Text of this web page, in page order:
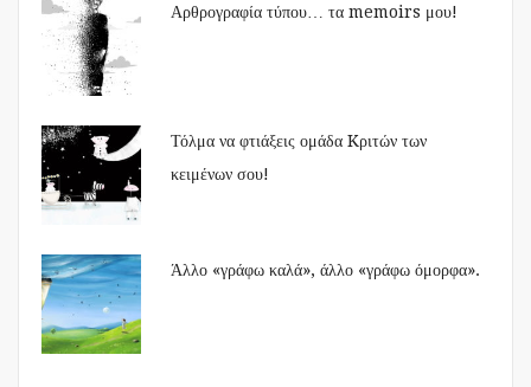
Αρθρογραφία τύπου… τα memoirs μου!
Τόλμα να φτιάξεις ομάδα Kριτών των
κειμένων σου!
Άλλο «γράφω καλά», άλλο «γράφω όμορφα».